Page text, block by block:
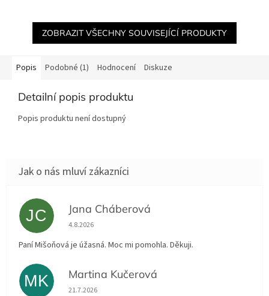
ZOBRAZIT VŠECHNY SOUVISEJÍCÍ PRODUKTY
Popis Podobné (1) Hodnocení Diskuze
Detailní popis produktu
Popis produktu není dostupný
JC Jana Cháberová
Hodnocení obchodu je 5 z 5 hvězdiček.
4.8.2026
Paní Mišoňová je úžasná. Moc mi pomohla. Děkuji.
MK Martina Kučerová
Hodnocení obchodu je 5 z 5 hvězdiček.
21.7.2026